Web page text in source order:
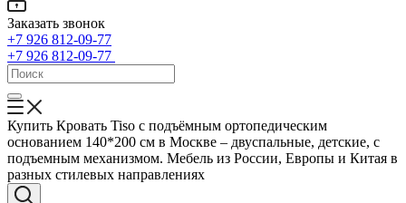
Заказать звонок
+7 926 812-09-77
+7 926 812-09-77
Купить Кровать Tiso с подъёмным ортопедическим
основанием 140*200 см в Москве – двуспальные, детские, с
подъемным механизмом. Мебель из России, Европы и Китая в
разных стилевых направлениях